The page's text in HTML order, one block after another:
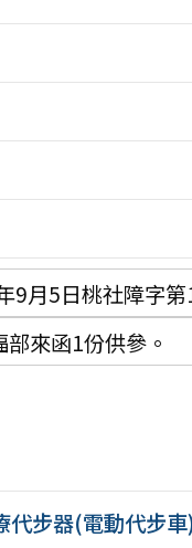
9月5日桃社障字
來函1份供參。
步器(電動代步